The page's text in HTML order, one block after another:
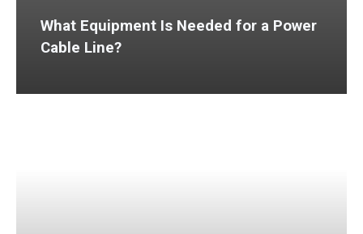
What Equipment Is Needed for a Power
Cable Line?